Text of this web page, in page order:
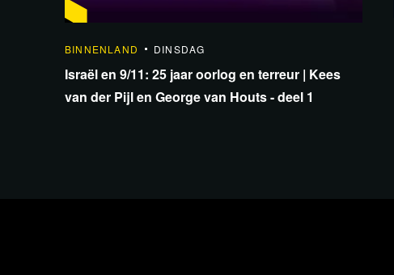
BINNENLAND DINSDAG
Israël en 9/11: 25 jaar oorlog en terreur | Kees
van der Pijl en George van Houts - deel 1